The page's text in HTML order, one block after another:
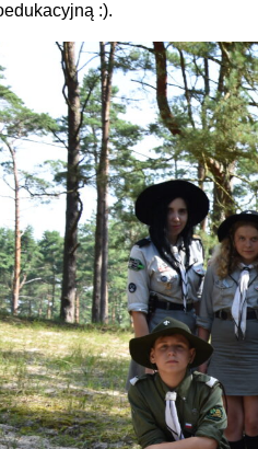
:).